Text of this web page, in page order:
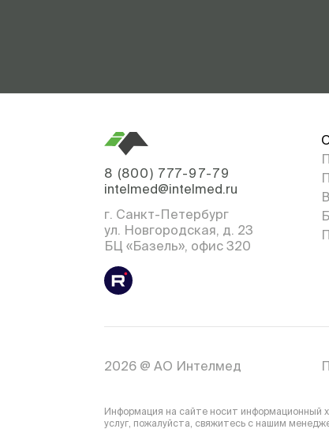
8 (800) 777-97-79
intelmed@intelmed.ru
г. Санкт-Петербург
ул. Новгородская, д. 23
БЦ «Базель», офис 320
2026 @ АО Интелмед
Информация на сайте носит информационный
услуг, пожалуйста, свяжитесь с нашим